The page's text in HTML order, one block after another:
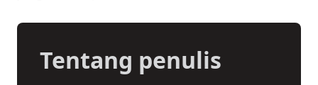
Tentang penulis